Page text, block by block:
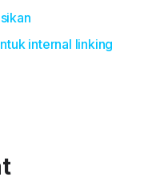
internal linking